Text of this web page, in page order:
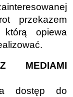
przekazem
opiewa
MEDIAMI
dostęp do